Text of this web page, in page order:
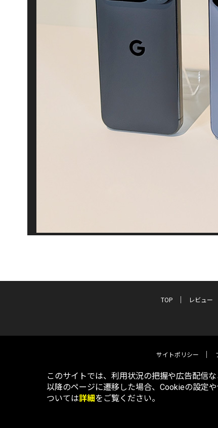
TOP レビュー
サイトポリシー
このサイトでは、利用状況の把握や広告配信
以降のページに遷移した場合、Cookieの設定
ついては詳細をご覧ください。